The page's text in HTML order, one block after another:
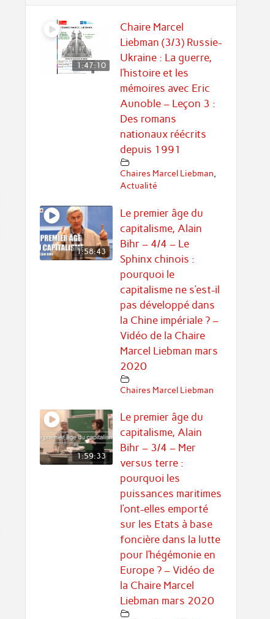
1:47:10
Chaire Marcel
Liebman (3/3) Russie-
Ukraine : La guerre,
l’histoire et les
mémoires avec Eric
Aunoble – Leçon 3 :
Des romans
nationaux réécrits
depuis 1991
Chaires Marcel Liebman
Actualité
1:58:43
Le premier âge du
capitalisme, Alain
Bihr – 4/4 – Le
Sphinx chinois :
pourquoi le
capitalisme ne s’est-il
pas développé dans
la Chine impériale ? –
Vidéo de la Chaire
Marcel Liebman mars
2020
Chaires Marcel Liebman
1:59:33
Le premier âge du
capitalisme, Alain
Bihr – 3/4 – Mer
versus terre :
pourquoi les
puissances maritimes
l’ont-elles emporté
sur les Etats à base
foncière dans la lutte
pour l’hégémonie en
Europe ? – Vidéo de
la Chaire Marcel
Liebman mars 2020